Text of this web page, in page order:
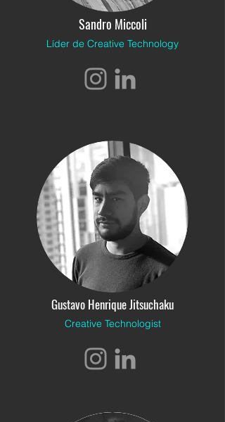
Sandro Miccoli
Líder de Creative Technology
Gustavo Henrique Jitsuchaku
Creative Technologist